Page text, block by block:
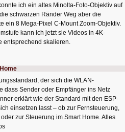
ich ein altes Minolta-Foto-Objektiv auf
schwarzen Ränder Weg aber die
ein 8 Mega-Pixel C-Mount Zoom-Objektiv.
kann ich jetzt sie Videos in 4K-
entsprechend skalieren.
der sich die WLAN-
dass Sender oder Empfänger ins Netz
erklärt wie der Standard mit den ESP-
einsetzen lasst – ob zur Fernsteuerung,
zur Steuerung im Smart Home. Alles